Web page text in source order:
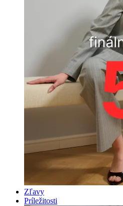
Zľavy
Príležitosti